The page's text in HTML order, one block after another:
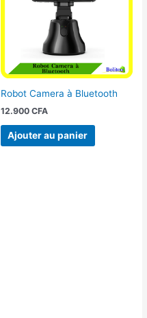
Robot Camera à Bluetooth
12.900 CFA
Ajouter au panier